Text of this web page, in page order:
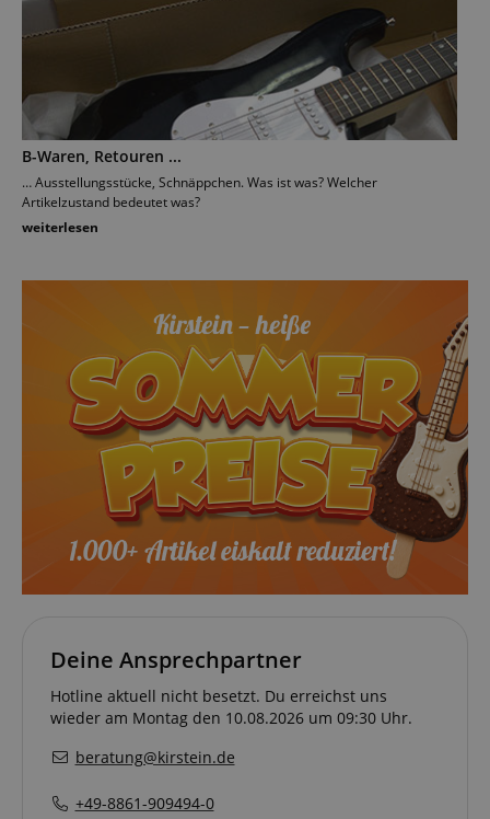
B-Waren, Retouren ...
… Ausstellungsstücke, Schnäppchen. Was ist was? Welcher
Artikelzustand bedeutet was?
weiterlesen
Deine Ansprechpartner
Hotline aktuell nicht besetzt. Du erreichst uns
wieder am Montag den 10.08.2026 um 09:30 Uhr.
beratung@kirstein.de
+49-8861-909494-0